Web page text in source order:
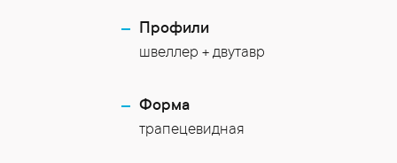
Профили
швеллер + двутавр
Форма
трапецевидная